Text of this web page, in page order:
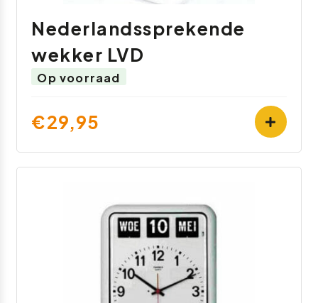
Nederlandssprekende
wekker LVD
Op voorraad
€29,95